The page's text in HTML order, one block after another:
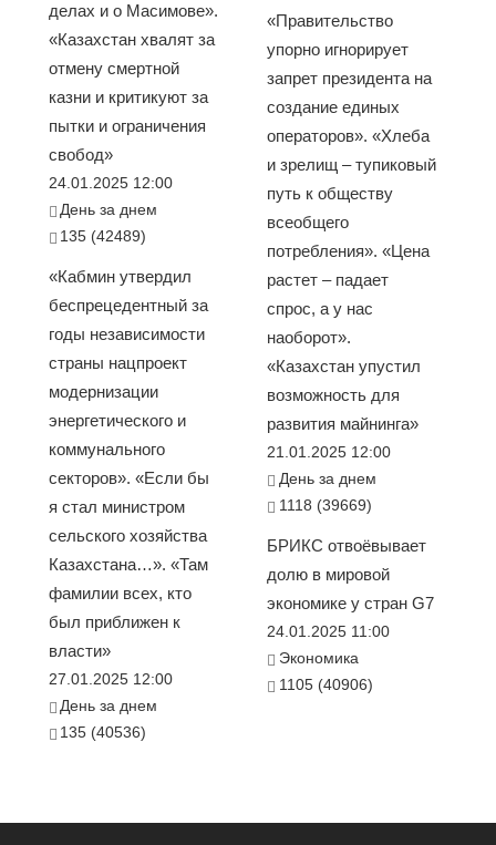
делах и о Масимове».
«Казахстан хвалят за
отмену смертной
казни и критикуют за
пытки и ограничения
свобод»
24.01.2025 12:00
День за днем
135 (42489)
«Кабмин утвердил
беспрецедентный за
годы независимости
страны нацпроект
модернизации
энергетического и
коммунального
секторов». «Если бы
я стал министром
сельского хозяйства
Казахстана…». «Там
фамилии всех, кто
был приближен к
власти»
27.01.2025 12:00
День за днем
135 (40536)
«Правительство
упорно игнорирует
запрет президента на
создание единых
операторов». «Хлеба
и зрелищ – тупиковый
путь к обществу
всеобщего
потребления». «Цена
растет – падает
спрос, а у нас
наоборот».
«Казахстан упустил
возможность для
развития майнинга»
21.01.2025 12:00
День за днем
1118 (39669)
БРИКС отвоёвывает
долю в мировой
экономике у стран G7
24.01.2025 11:00
Экономика
1105 (40906)